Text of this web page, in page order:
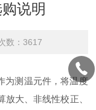
说明
数：3617
为测温元件，将温度
大、非线性校正、